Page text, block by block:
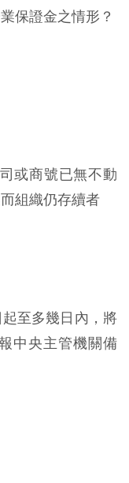
保證金之情形？
或商號已無不動
組織仍存續者
至多幾日內，將
中央主管機關備